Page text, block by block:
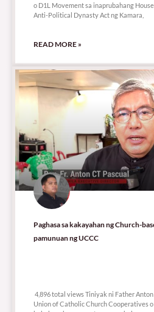
o D1L Movement sa inaprubahang
Anti-Political Dynasty Act ng Kamara,
READ MORE »
Paghasa sa kakayahan ng Church-
pamunuan ng UCCC
4,896 total views Tiniyak ni Father
Union of Catholic Church Cooperatives